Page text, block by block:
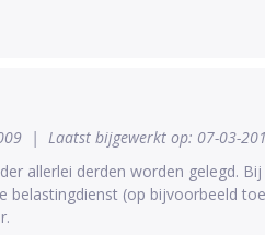
| Laatst bijgewerkt op: 07-03-
allerlei derden worden gelegd.
belastingdienst (op bijvoorbeeld